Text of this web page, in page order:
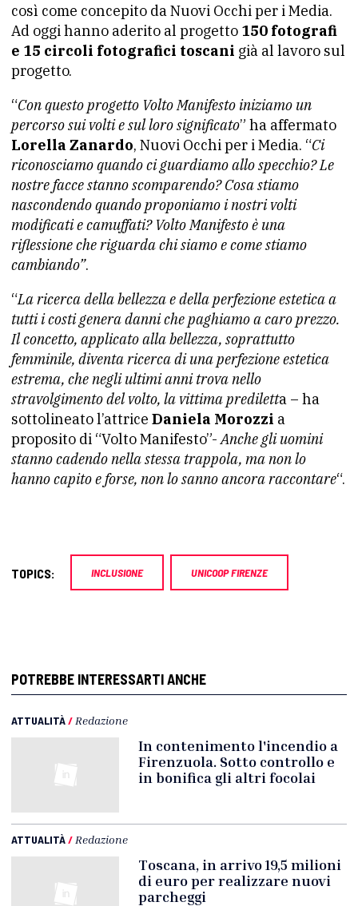
così come concepito da Nuovi Occhi per i Media.
Ad oggi hanno aderito al progetto 150 fotografi
e 15 circoli fotografici toscani già al lavoro sul
progetto.
“Con questo progetto Volto Manifesto iniziamo un
percorso sui volti e sul loro significato” ha affermato
Lorella Zanardo, Nuovi Occhi per i Media. “Ci
riconosciamo quando ci guardiamo allo specchio? Le
nostre facce stanno scomparendo? Cosa stiamo
nascondendo quando proponiamo i nostri volti
modificati e camuffati? Volto Manifesto è una
riflessione che riguarda chi siamo e come stiamo
cambiando”.
“La ricerca della bellezza e della perfezione estetica a
tutti i costi genera danni che paghiamo a caro prezzo.
Il concetto, applicato alla bellezza, soprattutto
femminile, diventa ricerca di una perfezione estetica
estrema, che negli ultimi anni trova nello
stravolgimento del volto, la vittima prediletta – ha
sottolineato l’attrice Daniela Morozzi a
proposito di “Volto Manifesto”-Anche gli uomini
stanno cadendo nella stessa trappola, ma non lo
hanno capito e forse, non lo sanno ancora raccontare“.
TOPICS: INCLUSIONE UNICOOP FIRENZE
POTREBBE INTERESSARTI ANCHE
ATTUALITÀ/ Redazione
In contenimento l'incendio a
Firenzuola. Sotto controllo e
in bonifica gli altri focolai
ATTUALITÀ/ Redazione
Toscana, in arrivo 19,5 milioni
di euro per realizzare nuovi
parcheggi